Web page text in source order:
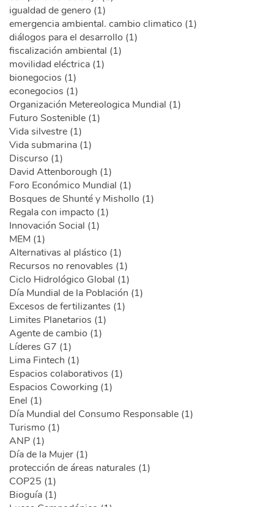
igualdad de genero (1)
emergencia ambiental. cambio climatico (1)
diálogos para el desarrollo (1)
fiscalización ambiental (1)
movilidad eléctrica (1)
bionegocios (1)
econegocios (1)
Organización Metereologica Mundial (1)
Futuro Sostenible (1)
Vida silvestre (1)
Vida submarina (1)
Discurso (1)
David Attenborough (1)
Foro Económico Mundial (1)
Bosques de Shunté y Mishollo (1)
Regala con impacto (1)
Innovación Social (1)
MEM (1)
Alternativas al plástico (1)
Recursos no renovables (1)
Ciclo Hidrológico Global (1)
Día Mundial de la Población (1)
Excesos de fertilizantes (1)
Limites Planetarios (1)
Agente de cambio (1)
Líderes G7 (1)
Lima Fintech (1)
Espacios colaborativos (1)
Espacios Coworking (1)
Enel (1)
Día Mundial del Consumo Responsable (1)
Turismo (1)
ANP (1)
Día de la Mujer (1)
protección de áreas naturales (1)
COP25 (1)
Bioguía (1)